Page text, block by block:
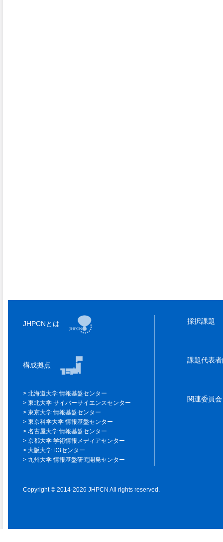
JHPCNとは
構成拠点
北海道大学 情報基盤センター
東北大学 サイバーサイエンスセンター
東京大学 情報基盤センター
東京科学大学 情報基盤センター
名古屋大学 情報基盤センター
京都大学 学術情報メディアセンター
大阪大学 D3センター
九州大学 情報基盤研究開発センター
採択課題
課題代表
関連委員
Copyright © 2014-2026 JHPCN All rights reserved.